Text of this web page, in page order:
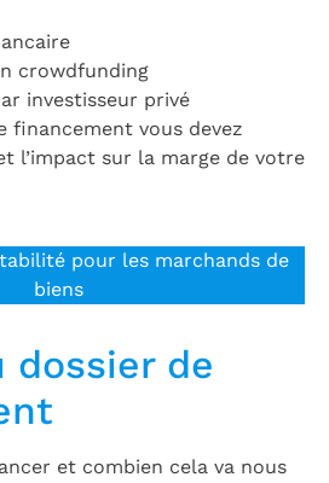
crowdfunding
investisseur privé
financement vous devez
l’impact sur la marge de votre
pour les marchands de
biens
dossier de
et combien cela va nous